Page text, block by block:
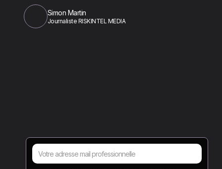
Simon Martin
Journaliste RISKINTEL MEDIA